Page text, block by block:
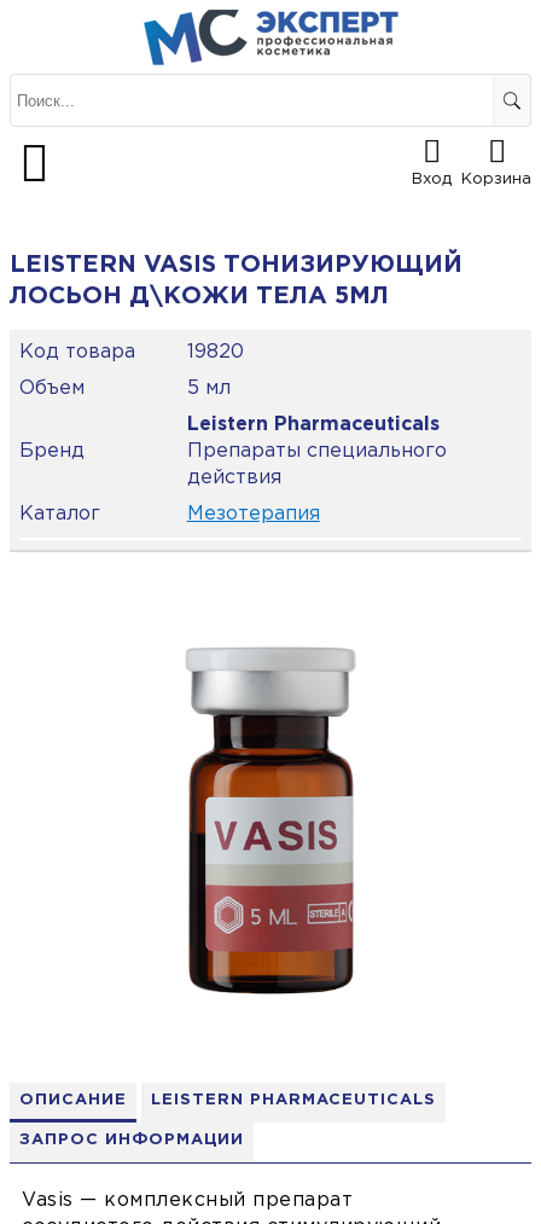
Вход Корзина
ОПИСАНИЕ LEISTERN PHARMACEUTICALS
ЗАПРОС ИНФОРМАЦИИ
Vasis — комплексный препарат
LEISTERN VASIS ТОНИЗИРУЮЩИЙ
ЛОСЬОН Д\КОЖИ ТЕЛА 5МЛ
Код товара
19820
Объем
5 мл
Бренд
Leistern Pharmaceuticals
Препараты специального
действия
Каталог
Мезотерапия